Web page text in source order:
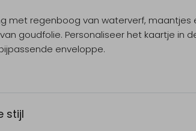
met regenboog van waterverf, maantjes
goudfolie. Personaliseer het kaartje in
enveloppe.
stijl